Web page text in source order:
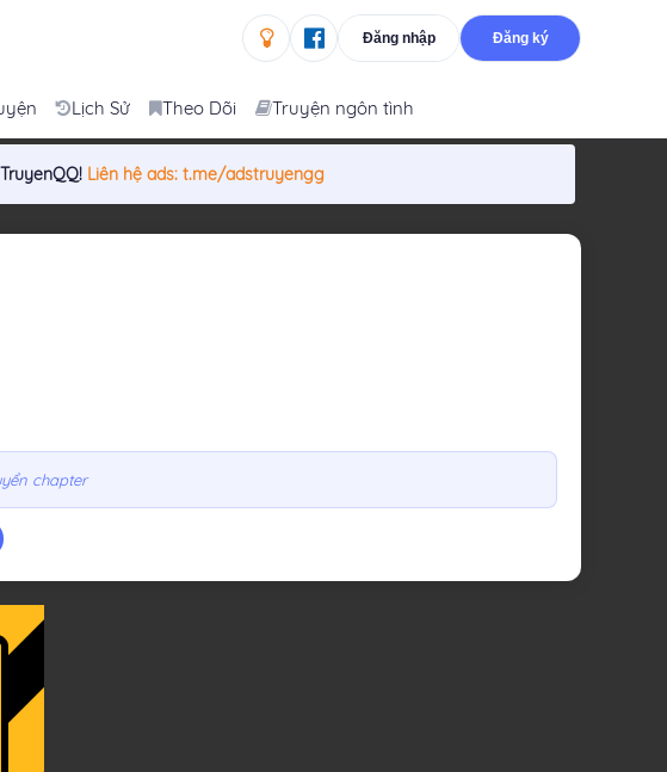
Đăng nhập Đăng ký
Lịch Sử Theo Dõi Truyện ngôn tình
Liên hệ ads: t.me/adstruyengg
chapter